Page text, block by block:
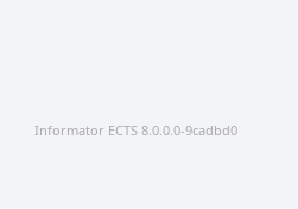
Informator ECTS 8.0.0.0-9cadbd0